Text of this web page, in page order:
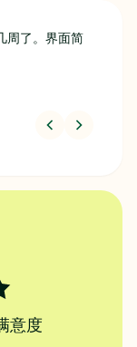
周了。界面简
意度